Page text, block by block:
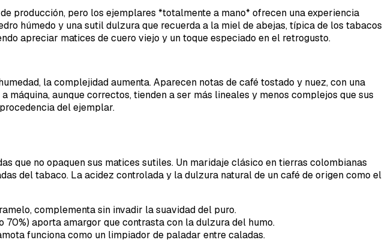
producción, pero los ejemplares *totalmente a mano* ofrecen una experiencia
húmedo y una sutil dulzura que recuerda a la miel de abejas, típica de los tabacos
apreciar matices de cuero viejo y un toque especiado en el retrogusto.
la complejidad aumenta. Aparecen notas de café tostado y nuez, con una
aunque correctos, tienden a ser más lineales y menos complejos que sus
del ejemplar.
que no opaquen sus matices sutiles. Un maridaje clásico en tierras colombianas
del tabaco. La acidez controlada y la dulzura natural de un café de origen como el
complementa sin invadir la suavidad del puro.
aporta amargor que contrasta con la dulzura del humo.
funciona como un limpiador de paladar entre caladas.